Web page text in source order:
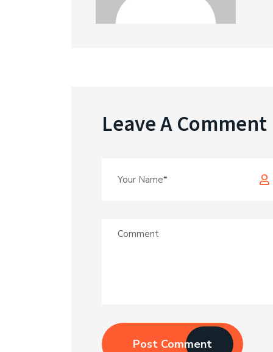
Leave A Comment
Post Comment